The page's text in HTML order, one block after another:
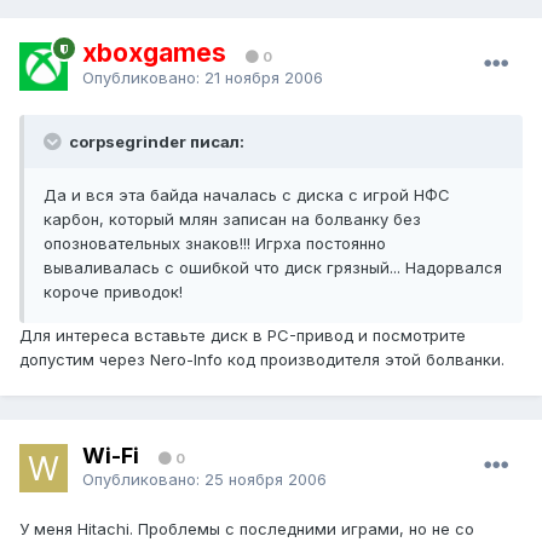
xboxgames 0
Опубликовано: 21 ноября 2006
corpsegrinder писал:
Да и вся эта байда началась с диска с игрой НФС
карбон, который млян записан на болванку без
опозновательных знаков!!! Игрха постоянно
вываливалась с ошибкой что диск грязный... Надорвался
короче приводок!
Для интереса вставьте диск в PC-привод и посмотрите
допустим через Nero-Info код производителя этой болванки.
Wi-Fi 0
Опубликовано: 25 ноября 2006
У меня Hitachi. Проблемы с последними играми, но не со